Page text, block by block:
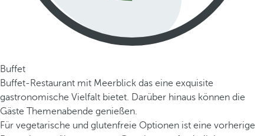
Buffet
Buffet-Restaurant mit Meerblick das eine exquisite
gastronomische Vielfalt bietet. Darüber hinaus können die
Gäste Themenabende genießen.
Für vegetarische und glutenfreie Optionen ist eine vorherige